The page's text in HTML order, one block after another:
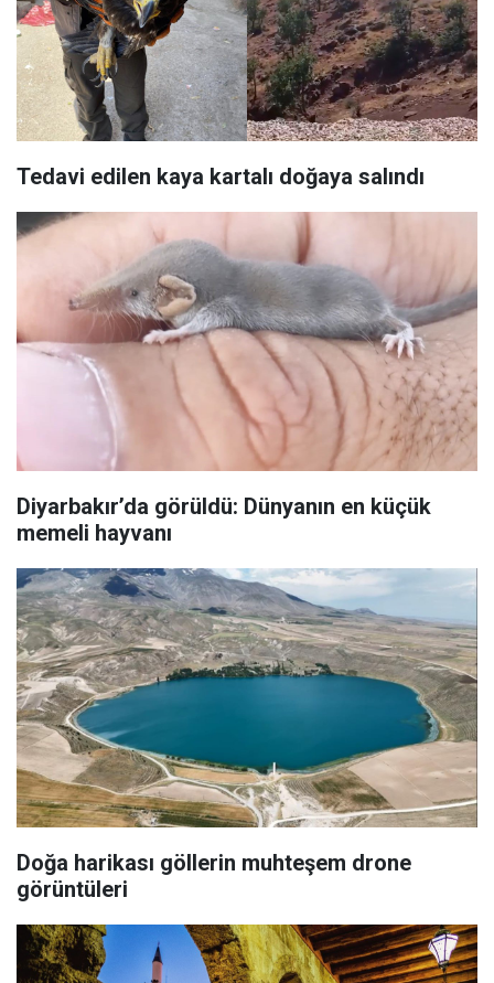
Tedavi edilen kaya kartalı doğaya salındı
Diyarbakır’da görüldü: Dünyanın en küçük
memeli hayvanı
Doğa harikası göllerin muhteşem drone
görüntüleri